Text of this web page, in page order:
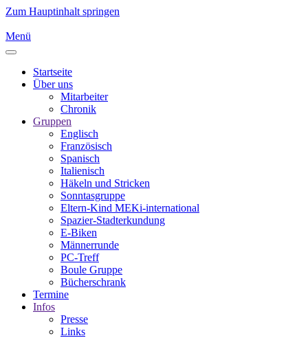
Zum Hauptinhalt springen
Menü
Startseite
Über uns
Mitarbeiter
Chronik
Gruppen
Englisch
Französisch
Spanisch
Italienisch
Häkeln und Stricken
Sonntasgruppe
Eltern-Kind MEKi-international
Spazier-Stadterkundung
E-Biken
Männerrunde
PC-Treff
Boule Gruppe
Bücherschrank
Termine
Infos
Presse
Links